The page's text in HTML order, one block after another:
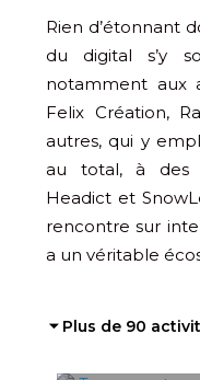
Rien d’étonnant
du digital s’y
notamment aux
Felix Création,
autres, qui y
au total, à des
Headict et
rencontre sur
a un véritable
⏷ Plus de 90